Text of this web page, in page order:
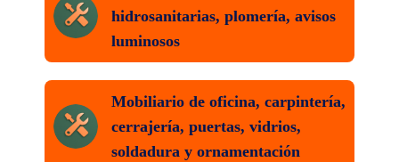
hidrosanitarias, plomería, avisos
luminosos
Mobiliario de oficina, carpintería,
cerrajería, puertas, vidrios,
soldadura y ornamentación